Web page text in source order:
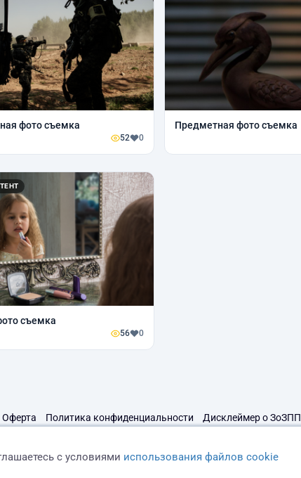
фото съемка
52 0
Предметная фото съемка
съемка
56 0
Оферта Политика конфиденциальности Дисклеймер о ЗоЗПП
с условиями использования файлов cookie